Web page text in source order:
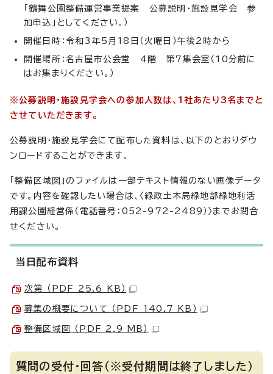
「鶴舞公園整備運営事業提案 公募説明・施設見学会 参
加申込」としてください。）
開催日時：令和3年5月18日（火曜日）午後2時から
開催場所：名古屋市公会堂 4階 第7集会室（10分前に
はお集まりください。）
※公募説明・施設見学会への参加人数は、1社あたり3名までと
させていただきます。
公募説明・施設見学会にて配布した資料は、以下のとおりダウ
ンロードすることができます。
「整備区域図」のファイルは一部テキスト情報のない画像データ
です。内容を確認したい場合は、〈緑政土木局緑地部緑地利活
用課公園経営係（電話番号：052-972-2489）〉までお問合
せください。
当日配布資料
次第 （PDF 25.6 KB）
募集の概要について （PDF 140.7 KB）
整備区域図 （PDF 2.9 MB）
質問の受付・回答（※受付期間は終了しました）